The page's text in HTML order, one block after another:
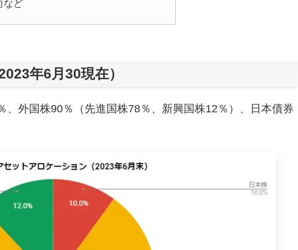
など
年6月30現在）
、外国株90％（先進国株78％、新興国株12％）、日本債券